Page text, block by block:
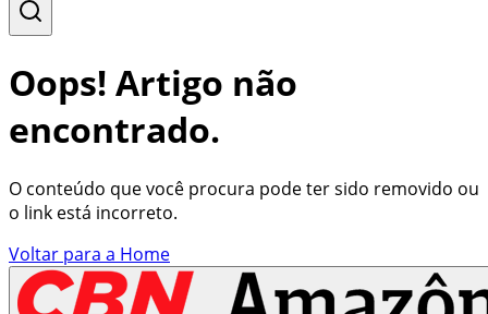
Oops! Artigo não
encontrado.
O conteúdo que você procura pode ter sido removido ou
o link está incorreto.
Voltar para a Home